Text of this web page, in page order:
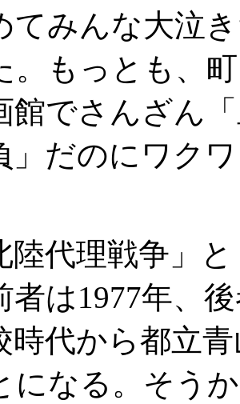
てみんな大泣
。もっとも、
館でさんざん
」だのにワク
代理戦争」と
者は1977年、
時代から都立
になる。そう